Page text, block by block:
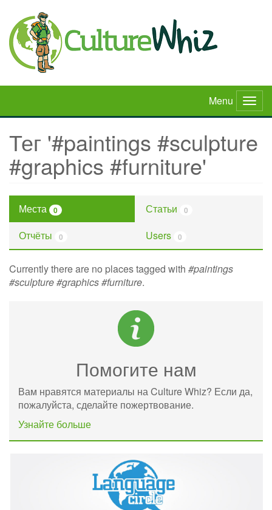
main
content
Menu
Тег '#paintings #sculpture
#graphics #furniture'
Места 0 Статьи 0
Отчёты 0 Users 0
Currently there are no places tagged with #paintings
#sculpture #graphics #furniture.
Помогите нам
Вам нравятся материалы на Culture Whiz? Если да,
пожалуйста, сделайте пожертвование.
Узнайте больше